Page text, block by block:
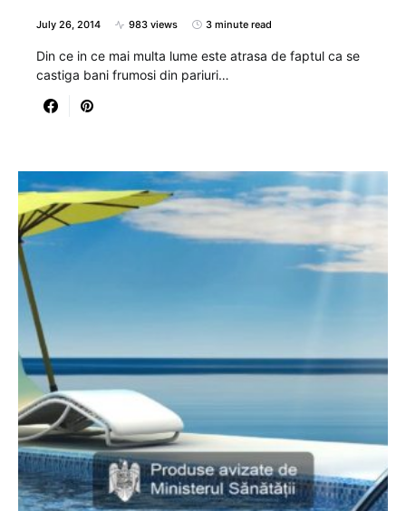
July 26, 2014 983 views 3 minute read
Din ce in ce mai multa lume este atrasa de faptul ca se
castiga bani frumosi din pariuri…